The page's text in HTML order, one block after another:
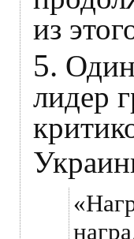
из
5.
лидер